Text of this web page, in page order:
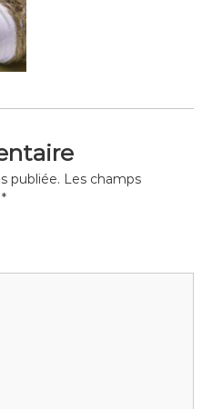
publiée. Les champs
*